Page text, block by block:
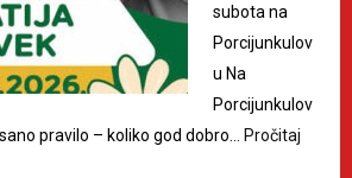
subota na
Porcijunkulov
u Na
Porcijunkulov
pravilo – koliko god dobro…
Pročitaj